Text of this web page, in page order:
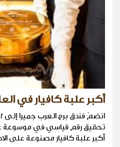
أكبر علبة كافيار في
تحقيق رقم قياسي في موسوعة
أكبر علبة كافيار مصنوعة على